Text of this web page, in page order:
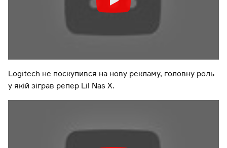
Logitech не поскупився на нову рекламу, головну роль
у якій зіграв репер Lil Nas X.